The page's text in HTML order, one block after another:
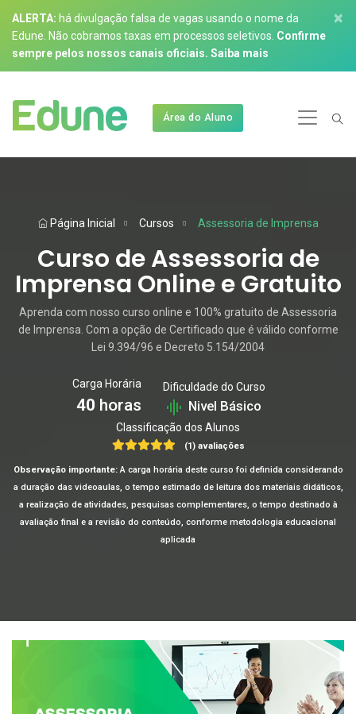
ALERTA: há divulgação falsa de vagas usando o nome da
Edune. Não cobramos taxas em processos seletivos. Confirme
sempre pelos nossos canais oficiais. Saiba mais
×
Área do Aluno
Página Inicial Cursos Assessoria de Imprensa
Curso de Assessoria de
Imprensa Online e Gratuito
Aprenda com nosso curso online e 100% gratuito de Assessoria
de Imprensa. Com a opção de Certificado que é válido conforme
Lei 9.394/96 e Decreto 5.154/2004
Carga Horária
40 horas
Dificuldade do Curso
Nivel Básico
Classificação dos Alunos
(1) avaliações
Observação importante:A carga horária deste curso foi definida considerando
a duração das videoaulas, o tempo estimado de leitura dos materiais didáticos,
a realização de atividades, pesquisas complementares, o tempo destinado à
avaliação final e a revisão do conteúdo, conforme metodologia educacional
aplicada